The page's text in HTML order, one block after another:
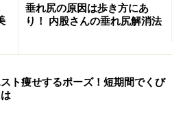
効果的なやり方！ 時間
分以上続けるのが理想です（＊
後に脂肪が燃焼し始めるか
1分間に60回位を目安に、身
垂れ尻の原因は歩き方にあ
り！ 内股さんの垂れ尻解消法
ト痩せするポーズ！短期間でくび